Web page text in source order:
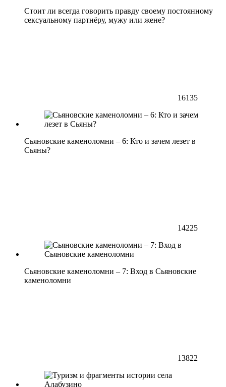
Стоит ли всегда говорить правду своему постоянному
сексуальному партнёру, мужу или жене?
16135
Сьяновские каменоломни – 6: Кто и зачем лезет в
Сьяны?
14225
Сьяновские каменоломни – 7: Вход в Сьяновские
каменоломни
13822